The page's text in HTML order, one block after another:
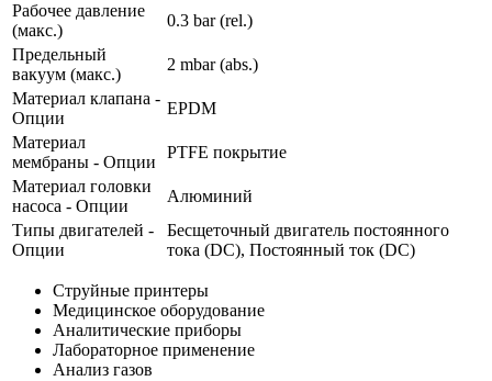
Рабочее давление
(макс.)
0.3 bar (rel.)
Предельный
вакуум (макс.)
2 mbar (abs.)
Материал клапана -
Опции
EPDM
Материал
мембраны - Опции
PTFE покрытие
Материал головки
насоса - Опции
Алюминий
Типы двигателей -
Опции
Бесщеточный двигатель постоянного
тока (DC), Постоянный ток (DC)
Струйные принтеры
Медицинское оборудование
Аналитические приборы
Лабораторное применение
Анализ газов